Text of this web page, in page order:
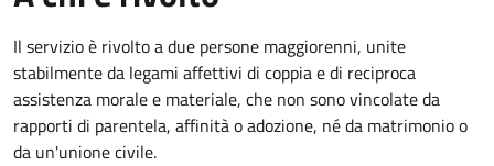
Il servizio è rivolto a due persone maggiorenni, unite
stabilmente da legami affettivi di coppia e di reciproca
assistenza morale e materiale, che non sono vincolate da
rapporti di parentela, affinità o adozione, né da matrimonio o
da un'unione civile.